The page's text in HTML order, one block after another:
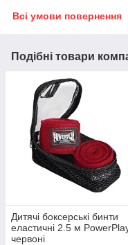
Всі умови повернення
Подібні товари
Дитячі боксерські бинти
еластичні 2.5 м
червоні